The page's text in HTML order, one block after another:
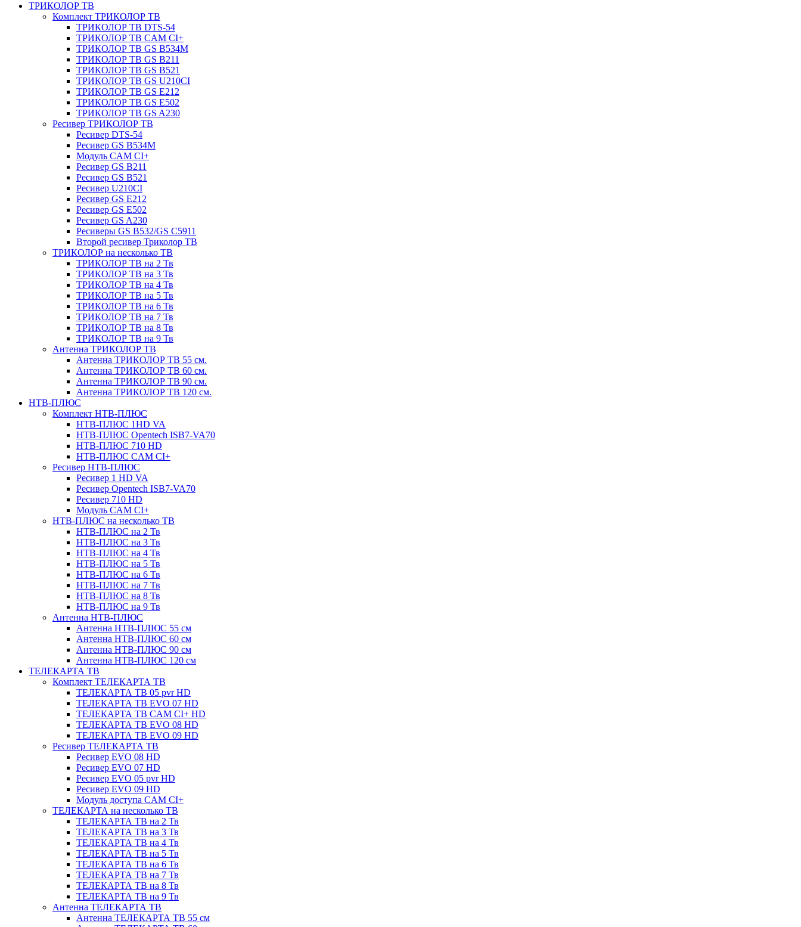
ТРИКОЛОР ТВ
Комплект ТРИКОЛОР ТВ
ТРИКОЛОР ТВ DTS-54
ТРИКОЛОР ТВ CAM CI+
ТРИКОЛОР ТВ GS B534M
ТРИКОЛОР ТВ GS B211
ТРИКОЛОР ТВ GS B521
ТРИКОЛОР ТВ GS U210CI
ТРИКОЛОР ТВ GS E212
ТРИКОЛОР ТВ GS E502
ТРИКОЛОР ТВ GS A230
Ресивер ТРИКОЛОР ТВ
Ресивер DTS-54
Ресивер GS B534M
Модуль CAM CI+
Ресивер GS B211
Ресивер GS B521
Ресивер U210CI
Ресивер GS E212
Ресивер GS E502
Ресивер GS A230
Ресиверы GS B532/GS C5911
Второй ресивер Триколор ТВ
ТРИКОЛОР на несколько ТВ
ТРИКОЛОР ТВ на 2 Тв
ТРИКОЛОР ТВ на 3 Тв
ТРИКОЛОР ТВ на 4 Тв
ТРИКОЛОР ТВ на 5 Тв
ТРИКОЛОР ТВ на 6 Тв
ТРИКОЛОР ТВ на 7 Тв
ТРИКОЛОР ТВ на 8 Тв
ТРИКОЛОР ТВ на 9 Тв
Антенна ТРИКОЛОР ТВ
Антенна ТРИКОЛОР ТВ 55 см.
Антенна ТРИКОЛОР ТВ 60 см.
Антенна ТРИКОЛОР ТВ 90 см.
Антенна ТРИКОЛОР ТВ 120 см.
НТВ-ПЛЮС
Комплект НТВ-ПЛЮС
НТВ-ПЛЮС 1HD VA
НТВ-ПЛЮС Opentech ISB7-VA70
НТВ-ПЛЮС 710 HD
НТВ-ПЛЮС CAM CI+
Ресивер НТВ-ПЛЮС
Ресивер 1 HD VA
Ресивер Opentech ISB7-VA70
Ресивер 710 HD
Модуль CAM CI+
НТВ-ПЛЮС на несколько ТВ
НТВ-ПЛЮС на 2 Тв
НТВ-ПЛЮС на 3 Тв
НТВ-ПЛЮС на 4 Тв
НТВ-ПЛЮС на 5 Тв
НТВ-ПЛЮС на 6 Тв
НТВ-ПЛЮС на 7 Тв
НТВ-ПЛЮС на 8 Тв
НТВ-ПЛЮС на 9 Тв
Антенна НТВ-ПЛЮС
Антенна НТВ-ПЛЮС 55 см
Антенна НТВ-ПЛЮС 60 см
Антенна НТВ-ПЛЮС 90 см
Антенна НТВ-ПЛЮС 120 см
ТЕЛЕКАРТА ТВ
Комплект ТЕЛЕКАРТА ТВ
ТЕЛЕКАРТА ТВ 05 pvr HD
ТЕЛЕКАРТА ТВ EVO 07 HD
ТЕЛЕКАРТА ТВ CAM CI+ HD
ТЕЛЕКАРТА ТВ EVO 08 HD
ТЕЛЕКАРТА ТВ EVO 09 HD
Ресивер ТЕЛЕКАРТА ТВ
Ресивер EVO 08 HD
Ресивер EVO 07 HD
Ресивер EVO 05 pvr HD
Ресивер EVO 09 HD
Модуль доступа CAM CI+
ТЕЛЕКАРТА на несколько ТВ
ТЕЛЕКАРТА ТВ на 2 Тв
ТЕЛЕКАРТА ТВ на 3 Тв
ТЕЛЕКАРТА ТВ на 4 Тв
ТЕЛЕКАРТА ТВ на 5 Тв
ТЕЛЕКАРТА ТВ на 6 Тв
ТЕЛЕКАРТА ТВ на 7 Тв
ТЕЛЕКАРТА ТВ на 8 Тв
ТЕЛЕКАРТА ТВ на 9 Тв
Антенна ТЕЛЕКАРТА ТВ
Антенна ТЕЛЕКАРТА ТВ 55 см